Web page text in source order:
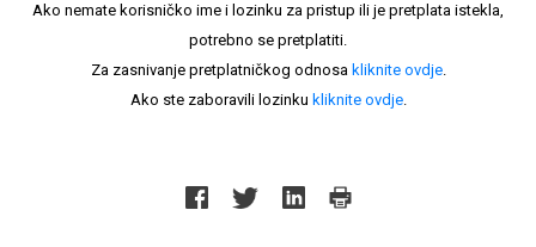
Ako nemate korisničko ime i lozinku za pristup ili je pretplata istekla,
potrebno se pretplatiti.
Za zasnivanje pretplatničkog odnosa kliknite ovdje.
Ako ste zaboravili lozinku kliknite ovdje.